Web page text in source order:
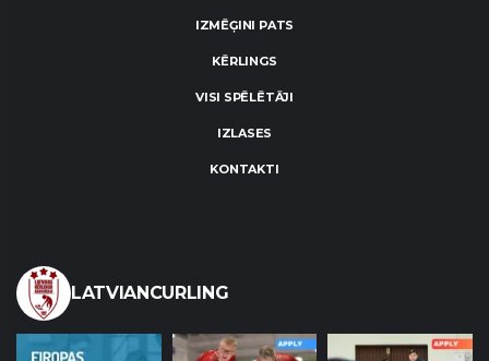
IZMĒĢINI PATS
KĒRLINGS
VISI SPĒLĒTĀJI
IZLASES
KONTAKTI
LATVIANCURLING